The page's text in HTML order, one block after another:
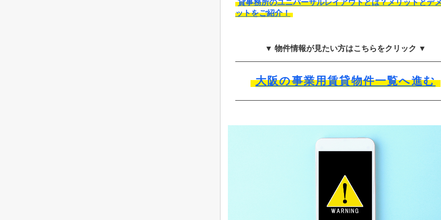
貸事務所のユニバーサルレイアウトとは？メリットとデ
ットをご紹介！
▼ 物件情報が見たい方はこちらをクリック ▼
大阪の事業用賃貸物件一覧へ進む